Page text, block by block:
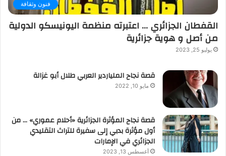
فنون وثقافة
القفطان الجزائري … اعتبرته منظمة اليونيسكو الدولية
من أصل و هوية جزائرية
يوليو 25, 2023
قصة نجاح الملياردير العربي طلال أبو غزالة
مايو 10, 2022
قصة نجاح المؤثرة الجزائرية «أحلام عموري» … من
أول مؤثرة بدبي إلى سفيرة للتراث التقليدي
الجزائري في الإمارات
أغسطس 13, 2023